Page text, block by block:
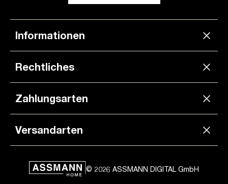
Informationen
Rechtliches
Zahlungsarten
Versandarten
© 2026 ASSMANN DIGITAL GmbH